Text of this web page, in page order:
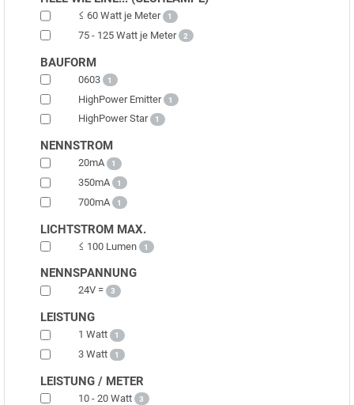
≤ 60 Watt je Meter 1
75 - 125 Watt je Meter 2
BAUFORM
0603 1
HighPower Emitter 1
HighPower Star 1
NENNSTROM
20mA 1
350mA 1
700mA 1
LICHTSTROM MAX.
≤ 100 Lumen 1
NENNSPANNUNG
24V = 3
LEISTUNG
1 Watt 1
3 Watt 1
LEISTUNG / METER
10 - 20 Watt 3